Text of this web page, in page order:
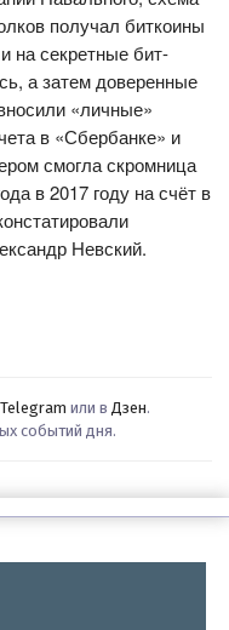
получал биткоины
на секретные бит-
а затем доверенные
«личные»
в «Сбербанке» и
смогла скромница
в 2017 году на счёт в
Невский.
Telegram или в Дзен.
событий дня.